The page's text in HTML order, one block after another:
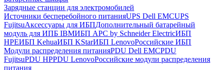
Зарядные станции для электромобилей
Источники бесперебойного питанияUPS Dell EMCUPS
FujitsuАксессуары для ИБПДополнительный батарейный
модуль для ИПБ IBMИБП APC by Schneider ElectricИБП
HPEИБП KehuaИБП KStarИБП LenovoРоссийские ИБП
Модули распределения питанияPDU Dell EMCPDU
FujitsuPDU HPPDU LenovoРоссийские модули распределения
питания